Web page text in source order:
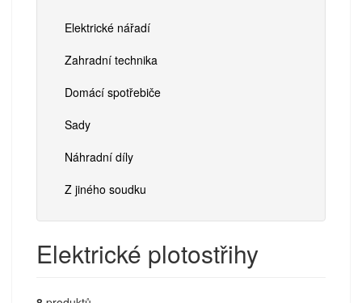
Elektrické nářadí
Zahradní technika
Domácí spotřebiče
Sady
Náhradní díly
Z jiného soudku
Elektrické plotostřihy